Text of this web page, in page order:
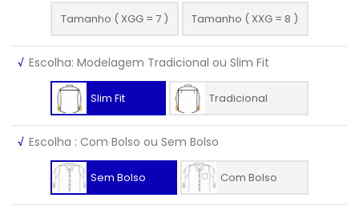
Tamanho ( XGG = 7 ) Tamanho ( XXG = 8 )
√ Escolha: Modelagem Tradicional ou Slim Fit
Slim Fit Tradicional
√ Escolha : Com Bolso ou Sem Bolso
Sem Bolso Com Bolso